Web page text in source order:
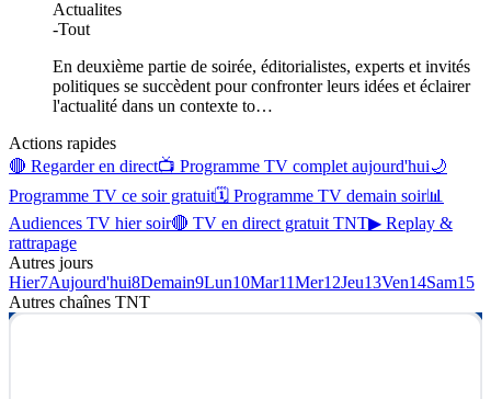
Actualites
-Tout
En deuxième partie de soirée, éditorialistes, experts et invités
politiques se succèdent pour confronter leurs idées et éclairer
l'actualité dans un contexte to…
Actions rapides
🔴 Regarder en direct📺 Programme TV complet aujourd'hui🌙
Programme TV ce soir gratuit🗓 Programme TV demain soir📊
Audiences TV hier soir🔴 TV en direct gratuit TNT▶ Replay &
rattrapage
Autres jours
Hier7Aujourd'hui8Demain9Lun10Mar11Mer12Jeu13Ven14Sam15
Autres chaînes TNT